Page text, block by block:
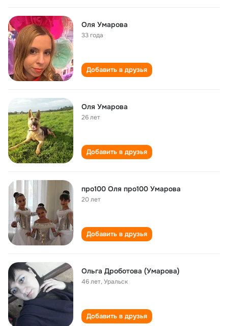
Оля Умарова
33 года
Добавить в друзья
Оля Умарова
26 лет
Добавить в друзья
про100 Оля про100 Умарова
20 лет
Добавить в друзья
Ольга Дроботова (Умарова)
46 лет,Уральск
Добавить в друзья